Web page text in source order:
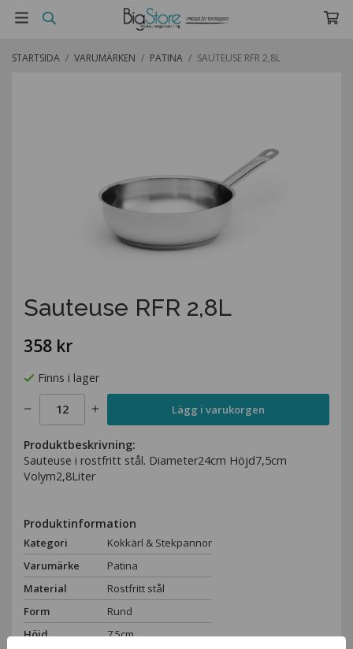
STARTSIDA / VARUMÄRKEN / PATINA / SAUTEUSE RFR 2,8L
Sauteuse RFR 2,8L
358 kr
Finns i lager
Lägg i varukorgen
Produktbeskrivning:
Sauteuse i rostfritt stål. Diameter24cm Höjd7,5cm
Volym2,8Liter
Produktinformation
Kategori
Kokkärl & Stekpannor
Varumärke
Patina
Material
Rostfritt stål
Form
Rund
Höjd
7,5cm